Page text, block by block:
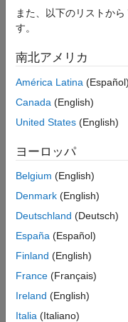
説明
パラメーター
バージョン履歴
参考
説明
DocBlock
によって、
でき、そのテキスト
のブロックのインス
テキスト エディター
てテキストを変更し、
DocBlockは、HTML、
ドキュメント タイプ
HTML － Microsoft
合、
DocBlock は
また、以下のリストか
す。
南北アメリカ
América Latina (Español)
Canada (English)
United States (English)
ヨーロッパ
Belgium (English)
Denmark (English)
Deutschland (Deutsch)
España (Español)
Finland (English)
France (Français)
Ireland (English)
Italia (Italiano)